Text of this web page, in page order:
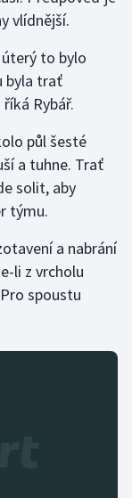
vlídnější.
to bylo
byla trať
Rybář.
půl šesté
a tuhne. Trať
solit, aby
týmu.
a nabrání
li z vrcholu
spoustu